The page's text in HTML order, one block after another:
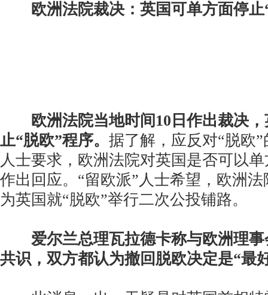
欧洲法院裁决：英国可单方面停
欧洲法院当地时间10日作出裁决
止“脱欧”程序。 据了解，应反对“脱欧
人士要求，欧洲法院对英国是否可以
作出回应。“留欧派”人士希望，欧洲
为英国就“脱欧”举行二次公投铺路。
爱尔兰总理瓦拉德卡称与欧洲理
共识，双方都认为撤回脱欧决定是“最